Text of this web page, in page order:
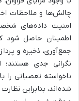
چالش‌ها و ملاحظات
امنیت داده‌های
اطمینان حاصل شود
جمع‌آوری، ذخیره و
نگرانی جدی
ناخواسته تعصباتی را
شده‌اند، بنابراین